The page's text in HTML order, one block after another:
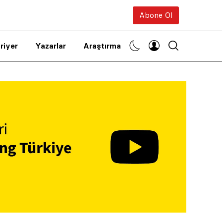
Abone Ol
Yazarlar Araştırma